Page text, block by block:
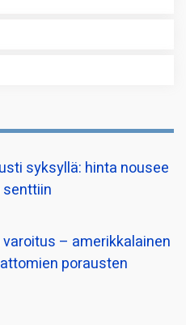
syksyllä: hinta nousee
senttiin
– amerikkalainen
porausten